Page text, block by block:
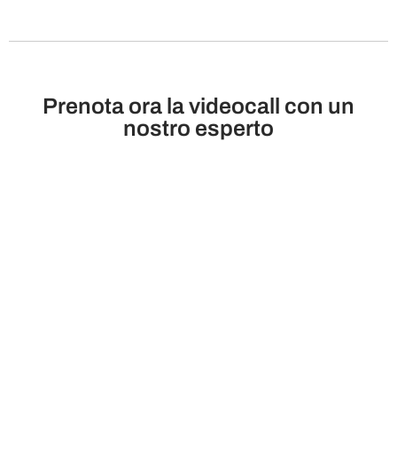
Prenota ora la videocall con un
nostro esperto